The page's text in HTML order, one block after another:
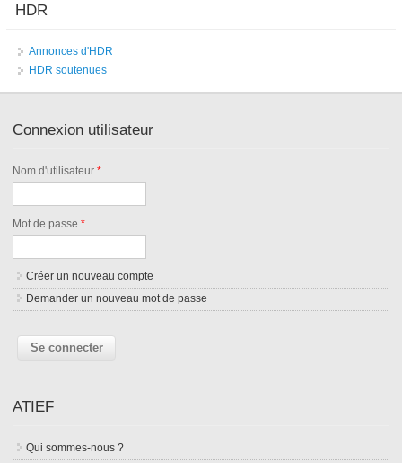
HDR
Annonces d'HDR
HDR soutenues
Connexion utilisateur
Nom d'utilisateur*
Mot de passe*
Créer un nouveau compte
Demander un nouveau mot de passe
ATIEF
Qui sommes-nous ?